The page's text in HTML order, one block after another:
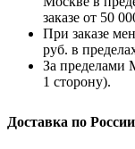
заказе от 50
При заказе
руб. в
За пределами
1 сторону).
Доставка по России